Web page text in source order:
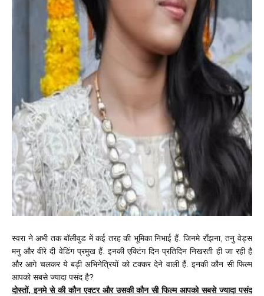
स्वरा ने अभी तक बॉलीवुड में कई तरह की भूमिका निभाई हैं. जिनमे राँझना, तनु वेड्स
मनु और वीरे दी वेडिंग प्रमुख हैं. इनकी एक्टिंग दिन प्रतिदिन निखरती ही जा रही है
और आगे चलकर ये बड़ी अभिनेत्रियों को टक्कर देने वाली हैं. इनकी कौन सी फिल्म
आपको सबसे ज्यादा पसंद है?
दोस्तों, इनमे से की कौन एक्टर और उसकी कौन सी फिल्म आपको सबसे ज्यादा पसंद